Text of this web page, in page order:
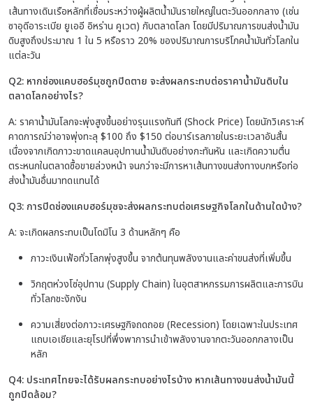
เส้นทางเดินเรือหลักที่เชื่อมระหว่างผู้ผลิตน้ำมันรายใหญ่ในตะวันออกกลาง (เช่น
ซาอุดีอาระเบีย ยูเออี อิหร่าน คูเวต) กับตลาดโลก โดยมีปริมาณการขนส่งน้ำมัน
ดิบสูงถึงประมาณ 1 ใน 5 หรือราว 20% ของปริมาณการบริโภคน้ำมันทั่วโลกใน
แต่ละวัน
Q2: หากช่องแคบฮอร์มุซถูกปิดตาย จะส่งผลกระทบต่อราคาน้ำมันดิบใน
ตลาดโลกอย่างไร?
A: ราคาน้ำมันโลกจะพุ่งสูงขึ้นอย่างรุนแรงทันที (Shock Price) โดยนักวิเคราะห์
คาดการณ์ว่าอาจพุ่งทะลุ $100 ถึง $150 ต่อบาร์เรลภายในระยะเวลาอันสั้น
เนื่องจากเกิดภาวะขาดแคลนอุปทานน้ำมันดิบอย่างกะทันหัน และเกิดความตื่น
ตระหนกในตลาดซื้อขายล่วงหน้า จนกว่าจะมีการหาเส้นทางขนส่งทางบกหรือท่อ
ส่งน้ำมันอื่นมาทดแทนได้
Q3: การปิดช่องแคบฮอร์มุซจะส่งผลกระทบต่อเศรษฐกิจโลกในด้านใดบ้าง?
A: จะเกิดผลกระทบเป็นโดมิโน 3 ด้านหลักๆ คือ
ภาวะเงินเฟ้อทั่วโลกพุ่งสูงขึ้น จากต้นทุนพลังงานและค่าขนส่งที่เพิ่มขึ้น
วิกฤตห่วงโซ่อุปทาน (Supply Chain) ในอุตสาหกรรมการผลิตและการบิน
ทั่วโลกชะงักงัน
ความเสี่ยงต่อภาวะเศรษฐกิจถดถอย (Recession) โดยเฉพาะในประเทศ
แถบเอเชียและยุโรปที่พึ่งพาการนำเข้าพลังงานจากตะวันออกกลางเป็น
หลัก
Q4: ประเทศไทยจะได้รับผลกระทบอย่างไรบ้าง หากเส้นทางขนส่งน้ำมันนี้
ถูกปิดล้อม?